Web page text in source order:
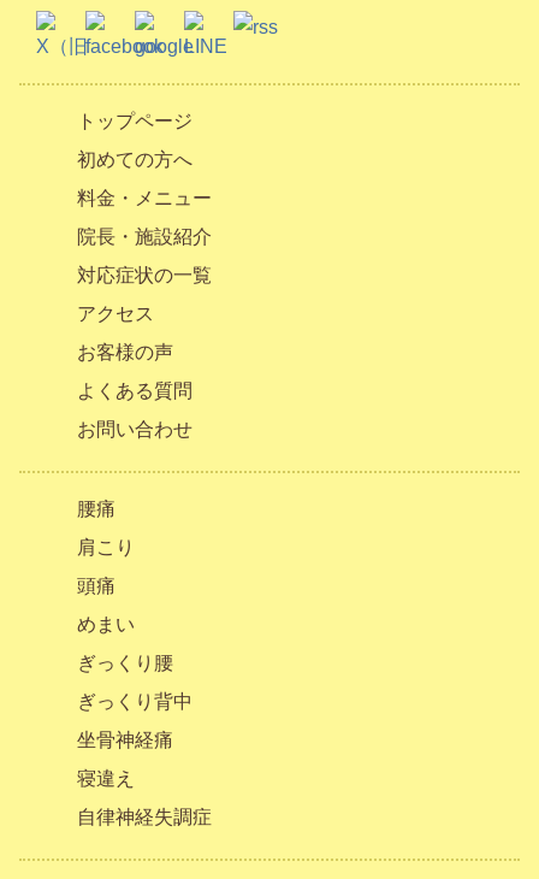
トップページ
初めての方へ
料金・メニュー
院長・施設紹介
対応症状の一覧
アクセス
お客様の声
よくある質問
お問い合わせ
腰痛
肩こり
頭痛
めまい
ぎっくり腰
ぎっくり背中
坐骨神経痛
寝違え
自律神経失調症